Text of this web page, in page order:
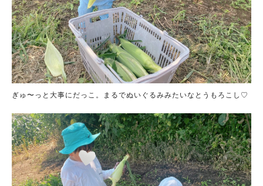
ぎゅ〜っと大事にだっこ。まるでぬいぐるみみたいなとうもろこし♡